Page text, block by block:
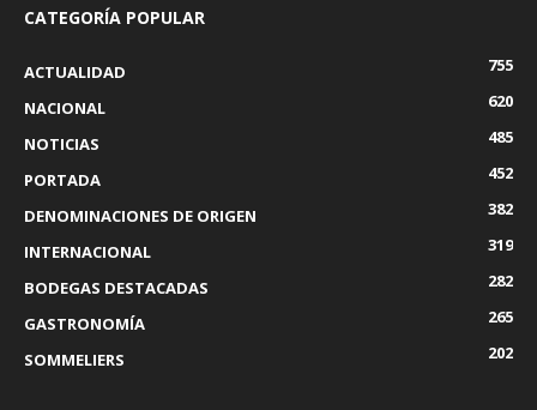
CATEGORÍA POPULAR
ACTUALIDAD
755
NACIONAL
620
NOTICIAS
485
PORTADA
452
DENOMINACIONES DE ORIGEN
382
INTERNACIONAL
319
BODEGAS DESTACADAS
282
GASTRONOMÍA
265
SOMMELIERS
202